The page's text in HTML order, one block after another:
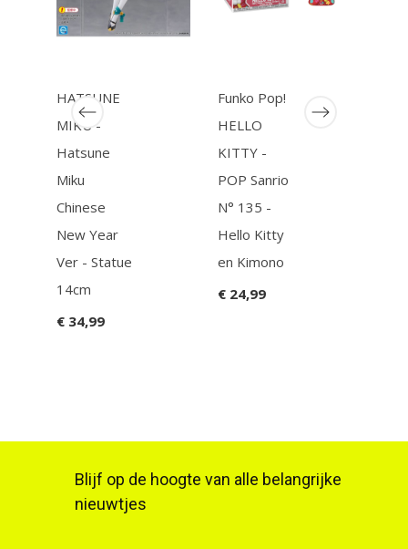
HATSUNE
MIKU -
Hatsune
Miku
Chinese
New Year
Ver - Statue
14cm
€ 34,99
Funko Pop!
HELLO
KITTY -
POP Sanrio
N° 135 -
Hello Kitty
en Kimono
€ 24,99
Blijf op de hoogte van alle belangrijke
nieuwtjes